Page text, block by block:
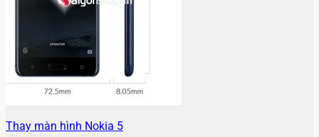
Thay màn hình Nokia 5